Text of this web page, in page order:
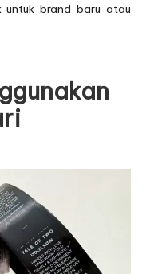
untuk brand baru atau